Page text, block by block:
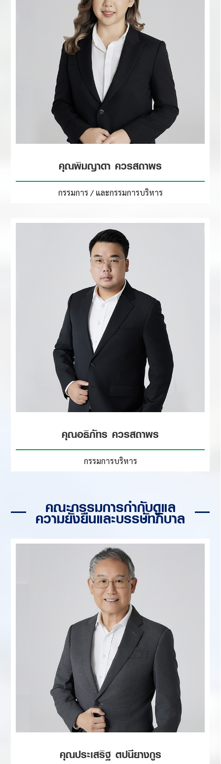
คุณพิมญาดา ควรสถาพร
กรรมการ / และกรรมการบริหาร
คุณอธิภัทร ควรสถาพร
กรรมการบริหาร
คณะกรรมการกำกับดูแล
ความยั่งยืนและบรรษัทภิบาล
คุณประเสริฐ ตปนียางกูร